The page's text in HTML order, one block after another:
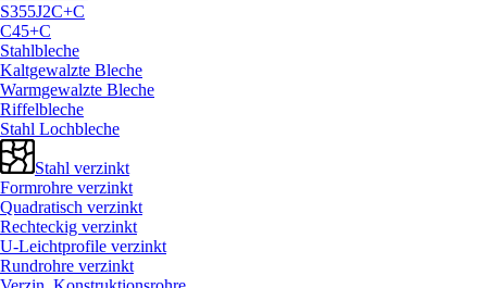
S355J2C+C
C45+C
Stahlbleche
Kaltgewalzte Bleche
Warmgewalzte Bleche
Riffelbleche
Stahl Lochbleche
Stahl verzinkt
Formrohre verzinkt
Quadratisch verzinkt
Rechteckig verzinkt
U-Leichtprofile verzinkt
Rundrohre verzinkt